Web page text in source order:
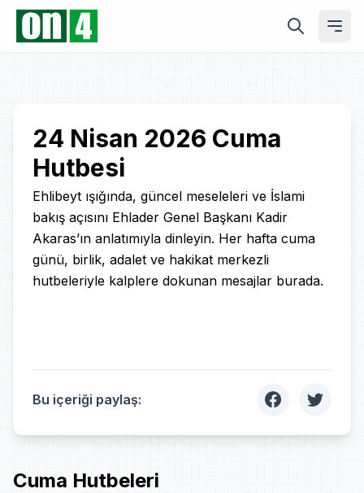
Play
Video
24 Nisan 2026 Cuma
Hutbesi
Ehlibeyt ışığında, güncel meseleleri ve İslami
bakış açısını Ehlader Genel Başkanı Kadir
Akaras’ın anlatımıyla dinleyin. Her hafta cuma
günü, birlik, adalet ve hakikat merkezli
hutbeleriyle kalplere dokunan mesajlar burada.
Bu içeriği paylaş:
Cuma Hutbeleri